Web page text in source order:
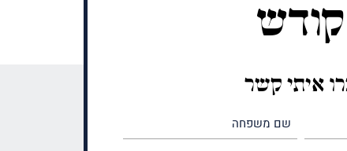
קודש
איתי קשר